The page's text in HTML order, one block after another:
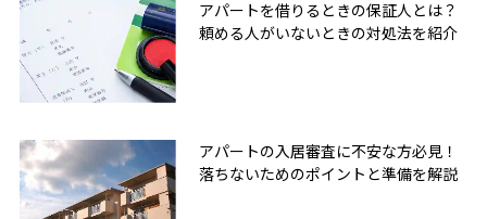
アパートを借りるときの保証人とは？
頼める人がいないときの対処法を紹介
アパートの入居審査に不安な方必見！
落ちないためのポイントと準備を解説